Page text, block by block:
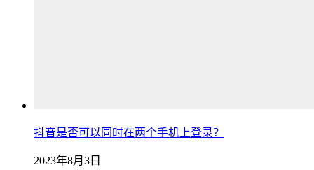
抖音是否可以同时在两个手机上登录？
2023年8月3日